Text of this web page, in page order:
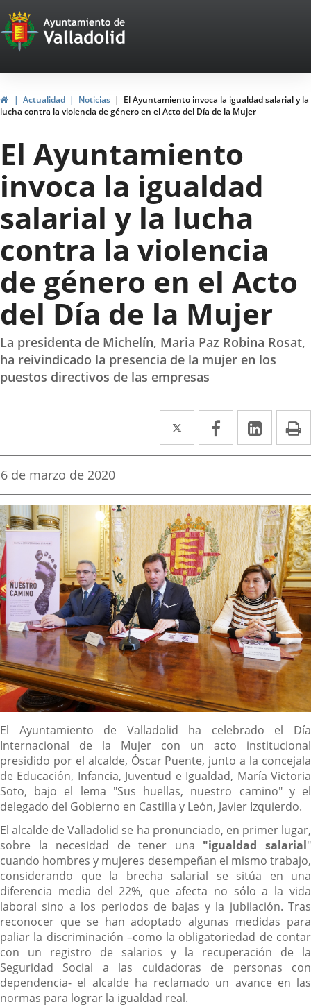
Portal
Web
del
Ayuntamiento
de
Valladolid
InicioActualidad Noticias
El Ayuntamiento invoca la igualdad salarial y la
lucha contra la violencia de género en el Acto del Día de la Mujer
El Ayuntamiento
invoca la igualdad
salarial y la lucha
contra la violencia
de género en el Acto
del Día de la Mujer
La presidenta de Michelín, Maria Paz Robina Rosat,
ha reivindicado la presencia de la mujer en los
puestos directivos de las empresas
Twitter
Enlace
a
aplicación
externa.
Facebook
Enlace
a
aplicación
externa.
Enlace
a
Fecha
la
noticia
6 de marzo de 2020
Descripción
El Ayuntamiento de Valladolid ha celebrado el Día
Internacional de la Mujer con un acto institucional
presidido por el alcalde, Óscar Puente, junto a la concejala
de Educación, Infancia, Juventud e Igualdad, María Victoria
Soto, bajo el lema "Sus huellas, nuestro camino" y el
delegado del Gobierno en Castilla y León, Javier Izquierdo.
El alcalde de Valladolid se ha pronunciado, en primer lugar,
sobre la necesidad de tener una "igualdad salarial"
cuando hombres y mujeres desempeñan el mismo trabajo,
considerando que la brecha salarial se sitúa en una
diferencia media del 22%, que afecta no sólo a la vida
laboral sino a los periodos de bajas y la jubilación. Tras
reconocer que se han adoptado algunas medidas para
paliar la discriminación –como la obligatoriedad de contar
con un registro de salarios y la recuperación de la
Seguridad Social a las cuidadoras de personas con
dependencia- el alcalde ha reclamado un avance en las
normas para lograr la igualdad real.